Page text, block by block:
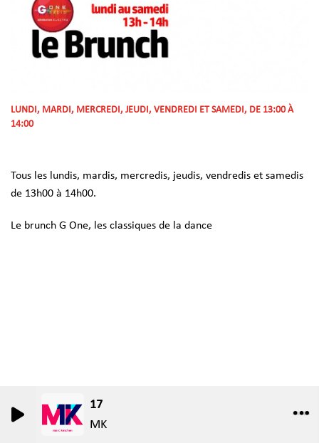
17
MK
LUNDI, MARDI, MERCREDI, JEUDI, VENDREDI ET SAMEDI, DE 13:00 À
14:00
Tous les lundis, mardis, mercredis, jeudis, vendredis et samedis
de 13h00 à 14h00.
Le brunch G One, les classiques de la dance